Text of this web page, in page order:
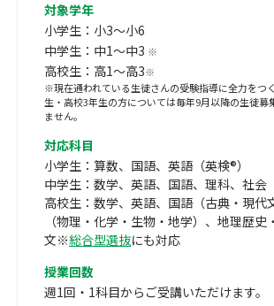
対象学年
小学生：小3～小6
中学生：中1～中3 ※
高校生：高1～高3※
※現在通われている生徒さんの受験指導に全力をつ
生・高校3年生の方については毎年9月以降の生徒募
ません。
対応科目
小学生：算数、国語、英語（英検®）
中学生：数学、英語、国語、理科、社会
高校生：数学、英語、国語（古典・現代
（物理・化学・生物・地学）、地理歴史
文※総合型選抜にも対応
授業回数
週1回・1科目からご受講いただけます。